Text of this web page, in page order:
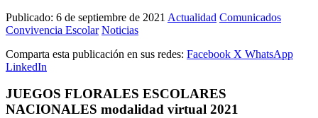
Publicado: 6 de septiembre de 2021 Actualidad Comunicados
Convivencia Escolar Noticias
Comparta esta publicación en sus redes: Facebook X WhatsApp
LinkedIn
JUEGOS FLORALES ESCOLARES
NACIONALES modalidad virtual 2021